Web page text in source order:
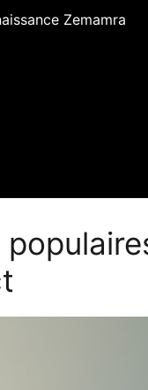
Zemamra